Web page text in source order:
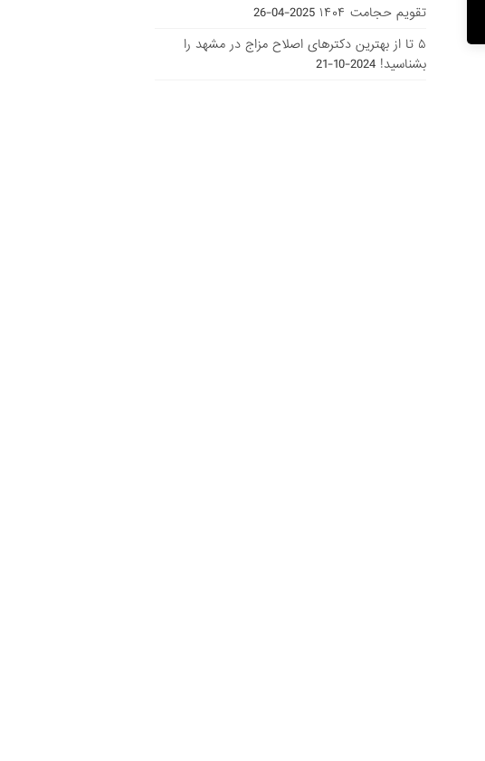
تقویم حجامت ۱۴۰۴
2025-04-26
۵ تا از بهترین دکتر‌های اصلاح مزاج در مشهد را
بشناسید! 2024-10-21